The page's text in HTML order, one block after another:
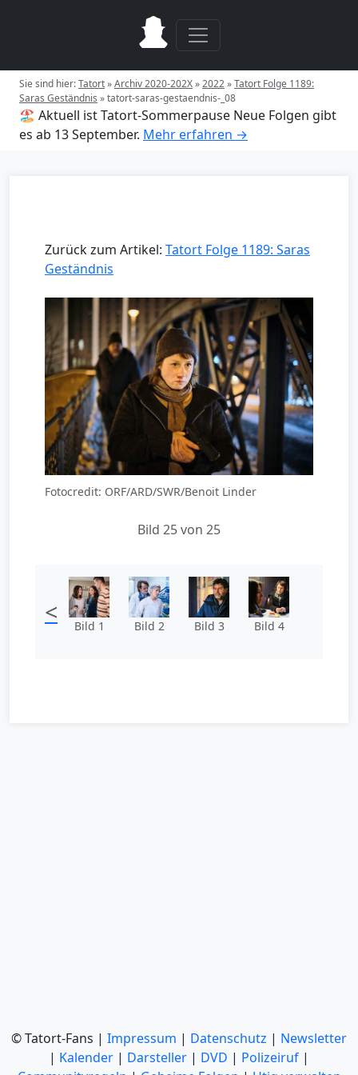
Sie sind hier:Tatort»Archiv 2020-202X»2022»Tatort Folge 1189:
Saras Geständnis »tatort-saras-gestaendnis-_08
🏖️ Aktuell ist Tatort-Sommerpause Neue Folgen gibt
es ab 13 September. Mehr erfahren →
Zurück zum Artikel: Tatort Folge 1189: Saras
Geständnis
Fotocredit: ORF/ARD/SWR/Benoit Linder
Bild 25 von 25
< Bild 1 Bild 2 Bild 3 Bild 4
© Tatort-Fans | Impressum | Datenschutz | Newsletter
| Kalender | Darsteller | DVD | Polizeiruf |